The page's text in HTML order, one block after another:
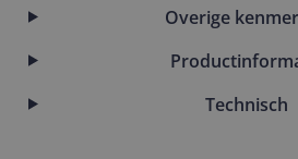
Overige
Technisch